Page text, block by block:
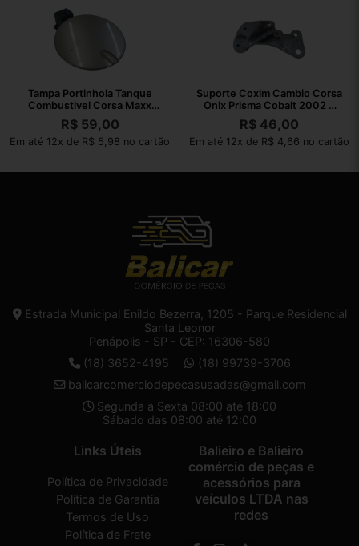
Tampa Portinhola Tanque
Combustivel Corsa Maxx
2004 A 2012
R$59,00
Em até 12x de R$ 5,98 no cartão
Suporte Coxim Cambio Corsa
Onix Prisma Cobalt 2002 A
2010
R$ 46,00
Em até 12x de R$ 4,66 no cartão
Estrada Municipal Enildo Bezerra, 1205 - Parque Residencial
Santa Leonor
Penápolis - SP - CEP: 16306-580
(18) 3652-4195
(18) 99739-3706
balicarcomerciodepecasusadas@gmail.com
Segunda a Sexta 08:00 até 18:00
Sábado das 08:00 até 12:00
Links Úteis
Política de Privacidade
Política de Garantia
Termos de Uso
Política de Frete
Balieiro e Balieiro
comércio de peças e
acessórios para
veículos LTDA nas
redes